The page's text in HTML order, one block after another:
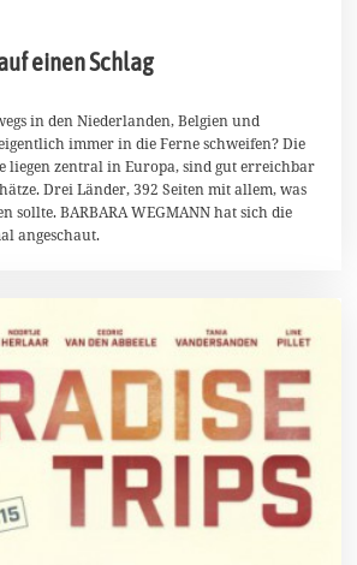
einen Schlag
in den Niederlanden, Belgien und
immer in die Ferne schweifen? Die
liegen zentral in Europa, sind gut erreichbar
Drei Länder, 392 Seiten mit allem, was
sollte. BARBARA WEGMANN hat sich die
angeschaut.